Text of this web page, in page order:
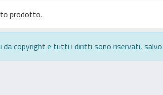
prodotto.
copyright e tutti i diritti sono riservati, salvo